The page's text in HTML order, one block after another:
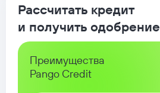
Рассчитать кредит
и получить одобрение
Преимущества
Pango Credit